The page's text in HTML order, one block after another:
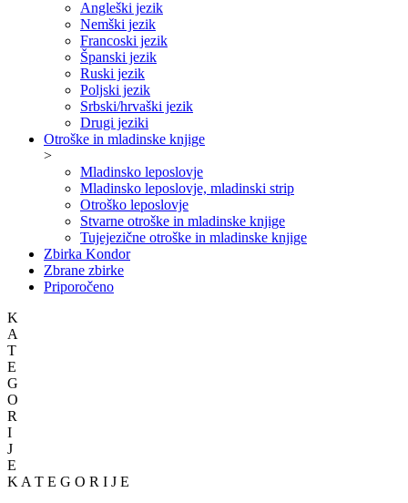
Angleški jezik
Nemški jezik
Francoski jezik
Španski jezik
Ruski jezik
Poljski jezik
Srbski/hrvaški jezik
Drugi jeziki
Otroške in mladinske knjige
>
Mladinsko leposlovje
Mladinsko leposlovje, mladinski strip
Otroško leposlovje
Stvarne otroške in mladinske knjige
Tujejezične otroške in mladinske knjige
Zbirka Kondor
Zbrane zbirke
Priporočeno
K
A
T
E
G
O
R
I
J
E
K A T E G O R I J E